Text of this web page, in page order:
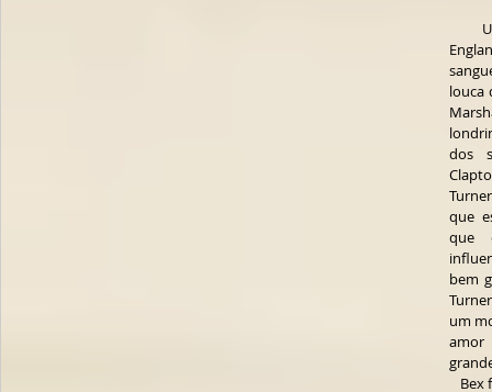
louca
dos
que
que
bem
um
amor